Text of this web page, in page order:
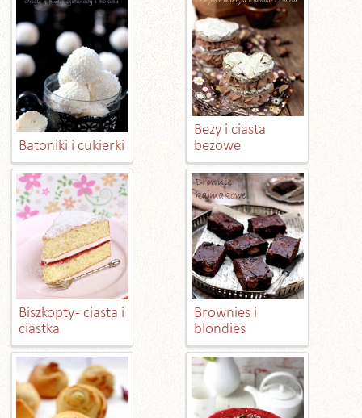
Batoniki i cukierki
Bezy i ciasta
bezowe
Biszkopty - ciasta i
ciastka
Brownies i
blondies